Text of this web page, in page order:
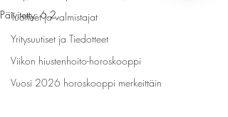
Tuotteet ja valmistajat
Yritysuutiset ja Tiedotteet
Viikon hiustenhoito-horoskooppi
Vuosi 2026 horoskooppi merkeittäin
Päivitetty:6.2.